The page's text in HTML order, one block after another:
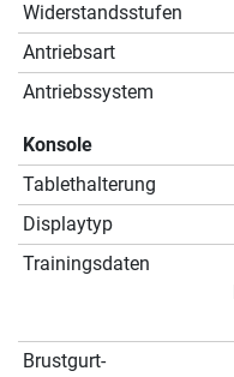
Widerstandsstufen
Antriebsart
Antriebssystem
Konsole
Tablethalterung
Displaytyp
Trainingsdaten
Brustgurt-